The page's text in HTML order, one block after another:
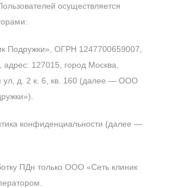
осуществляется
Подружки», ОГРН 1247700659007,
127015, город Москва,
ул, д. 2 к. 6, кв. 160 (далее — ООО
конфиденциальности (далее —
ПДн только ООО «Сеть клиник